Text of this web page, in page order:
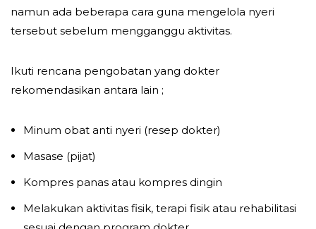
namun ada beberapa cara guna mengelola nyeri
tersebut sebelum mengganggu aktivitas.
Ikuti rencana pengobatan yang dokter
rekomendasikan antara lain ;
Minum obat anti nyeri (resep dokter)
Masase (pijat)
Kompres panas atau kompres dingin
Melakukan aktivitas fisik, terapi fisik atau rehabilitasi